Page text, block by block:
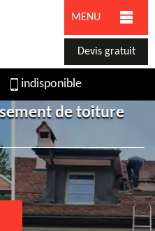
MENU
Devis gratuit
indisponible
de toiture